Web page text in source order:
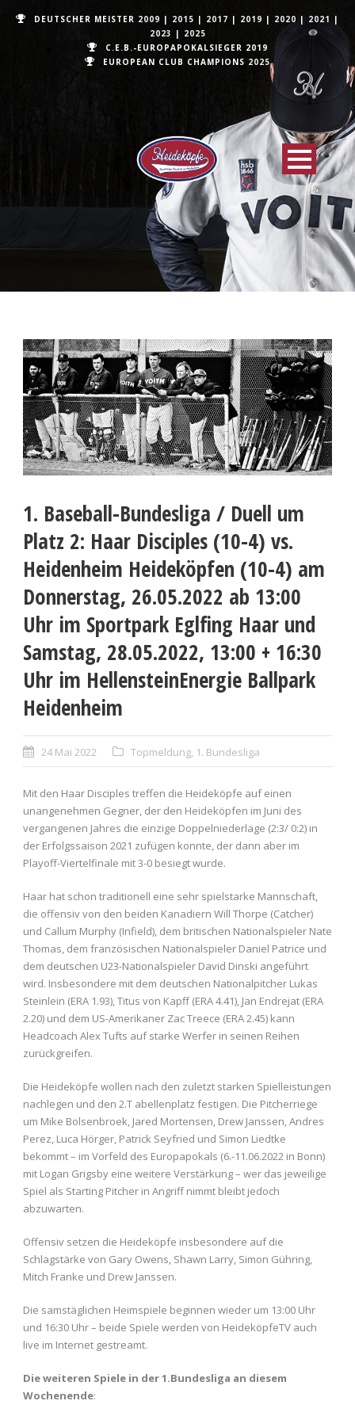
DEUTSCHER MEISTER 2009 | 2015 | 2017 | 2019 | 2020 | 2021 |
2023 | 2025
C.E.B.-EUROPAPOKALSIEGER 2019
EUROPEAN CLUB CHAMPIONS 2025
1. Baseball-Bundesliga / Duell um
Platz 2: Haar Disciples (10-4) vs.
Heidenheim Heideköpfen (10-4) am
Donnerstag, 26.05.2022 ab 13:00
Uhr im Sportpark Eglfing Haar und
Samstag, 28.05.2022, 13:00 + 16:30
Uhr im HellensteinEnergie Ballpark
Heidenheim
24 Mai 2022 Topmeldung 1. Bundesliga
Mit den Haar Disciples treffen die Heideköpfe auf einen
unangenehmen Gegner, der den Heideköpfen im Juni des
vergangenen Jahres die einzige Doppelniederlage (2:3/ 0:2) in
der Erfolgssaison 2021 zufügen konnte, der dann aber im
Playoff-Viertelfinale mit 3-0 besiegt wurde.
Haar hat schon traditionell eine sehr spielstarke Mannschaft,
die offensiv von den beiden Kanadiern Will Thorpe (Catcher)
und Callum Murphy (Infield), dem britischen Nationalspieler Nate
Thomas, dem französischen Nationalspieler Daniel Patrice und
dem deutschen U23-Nationalspieler David Dinski angeführt
wird. Insbesondere mit dem deutschen Nationalpitcher Lukas
Steinlein (ERA 1.93), Titus von Kapff (ERA 4.41), Jan Endrejat (ERA
2.20) und dem US-Amerikaner Zac Treece (ERA 2.45) kann
Headcoach Alex Tufts auf starke Werfer in seinen Reihen
zurückgreifen.
Die Heideköpfe wollen nach den zuletzt starken Spielleistungen
nachlegen und den 2.T abellenplatz festigen. Die Pitcherriege
um Mike Bolsenbroek, Jared Mortensen, Drew Janssen, Andres
Perez, Luca Hörger, Patrick Seyfried und Simon Liedtke
bekommt – im Vorfeld des Europapokals (6.-11.06.2022 in Bonn)
mit Logan Grigsby eine weitere Verstärkung – wer das jeweilige
Spiel als Starting Pitcher in Angriff nimmt bleibt jedoch
abzuwarten.
Offensiv setzen die Heideköpfe insbesondere auf die
Schlagstärke von Gary Owens, Shawn Larry, Simon Gühring,
Mitch Franke und Drew Janssen.
Die samstäglichen Heimspiele beginnen wieder um 13:00 Uhr
und 16:30 Uhr – beide Spiele werden von HeideköpfeTV auch
live im Internet gestreamt.
Die weiteren Spiele in der 1.Bundesliga an diesem
Wochenende: